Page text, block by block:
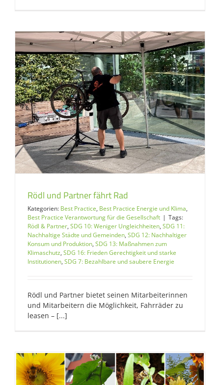
Rödl und Partner fährt Rad
Kategorien: Best Practice, Best Practice Energie und Klima,
Best Practice Verantwortung für die Gesellschaft | Tags:
Rödl & Partner, SDG 10: Weniger Ungleichheiten, SDG 11:
Nachhaltige Städte und Gemeinden, SDG 12: Nachhaltiger
Konsum und Produktion, SDG 13: Maßnahmen zum
Klimaschutz, SDG 16: Frieden Gerechtigkeit und starke
Institutionen, SDG 7: Bezahlbare und saubere Energie
Rödl und Partner bietet seinen Mitarbeiterinnen
und Mitarbeitern die Möglichkeit, Fahrräder zu
leasen – [...]